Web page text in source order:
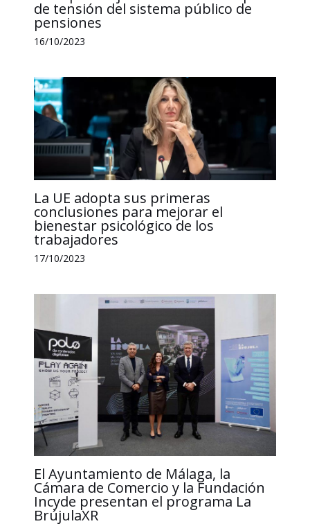
de tensión del sistema público de
pensiones
16/10/2023
La UE adopta sus primeras
conclusiones para mejorar el
bienestar psicológico de los
trabajadores
17/10/2023
El Ayuntamiento de Málaga, la
Cámara de Comercio y la Fundación
Incyde presentan el programa La
BrújulaXR